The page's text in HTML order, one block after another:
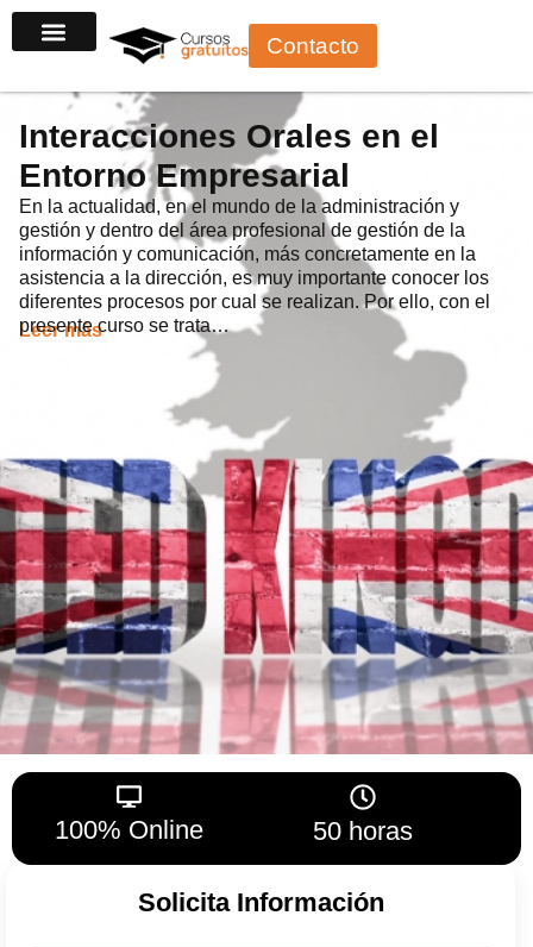
al
Contacto
Interacciones Orales en el
Entorno Empresarial
En la actualidad, en el mundo de la administración y
gestión y dentro del área profesional de gestión de la
información y comunicación, más concretamente en la
asistencia a la dirección, es muy importante conocer los
diferentes procesos por cual se realizan. Por ello, con el
presente curso se trata…
Leer más
100% Online 50 horas
Solicita Información